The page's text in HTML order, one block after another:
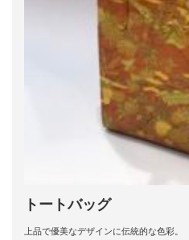
トートバッグ
上品で優美なデザインに伝統的な色彩。